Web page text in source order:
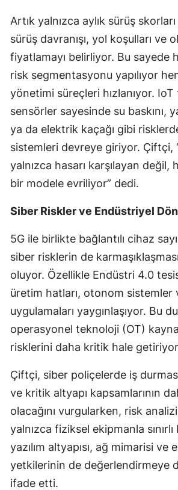
Artık yalnızca aylık sürüş
sürüş davranışı, yol koşulları ve
fiyatlamayı belirliyor. Bu sayede
risk segmentasyonu yapılıyor
yönetimi süreçleri hızlanıyor. IoT
sensörler sayesinde su baskını,
ya da elektrik kaçağı gibi
sistemleri devreye giriyor. Çiftçi,
yalnızca hasarı karşılayan değil,
bir modele evriliyor” dedi.
Siber Riskler ve Endüstriyel
5G ile birlikte bağlantılı cihaz
siber risklerin de
oluyor. Özellikle Endüstri 4.0
üretim hatları, otonom sistemler
uygulamaları yaygınlaşıyor. Bu
operasyonel teknoloji (OT)
risklerini daha kritik hale
Çiftçi, siber poliçelerde iş
ve kritik altyapı kapsamlarının
olacağını vurgularken, risk
yalnızca fiziksel ekipmanla sınırlı
yazılım altyapısı, ağ mimarisi ve
yetkilerinin de değerlendirmeye
ifade etti.